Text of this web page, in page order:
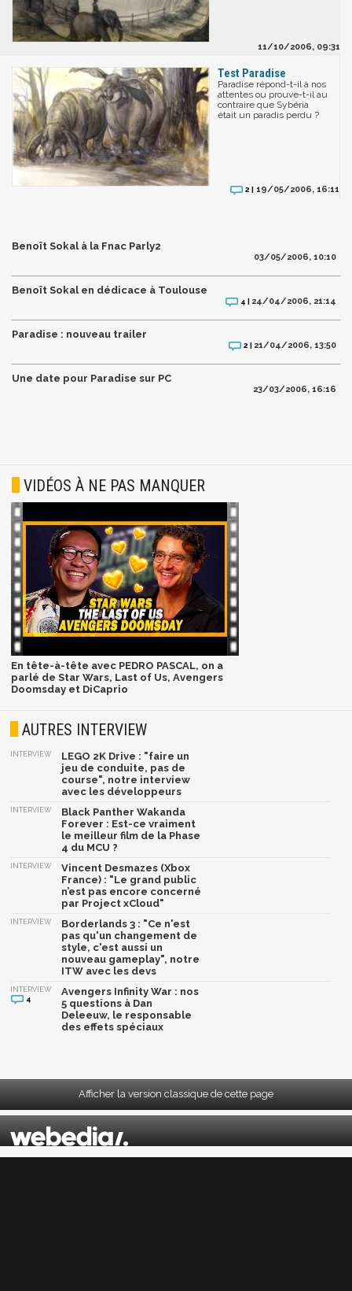
11/10/2006, 09:31
Test Paradise
Paradise répond-t-il à nos
attentes ou prouve-t-il au
contraire que Sybéria
était un paradis perdu ?
2 | 19/05/2006, 16:11
Benoît Sokal à la Fnac Parly2
03/05/2006, 10:10
Benoît Sokal en dédicace à Toulouse
4 | 24/04/2006, 21:14
Paradise : nouveau trailer
2 | 21/04/2006, 13:50
Une date pour Paradise sur PC
23/03/2006, 16:16
VIDÉOS À NE PAS MANQUER
En tête-à-tête avec PEDRO PASCAL, on a
parlé de Star Wars, Last of Us, Avengers
Doomsday et DiCaprio
AUTRES INTERVIEW
INTERVIEW
LEGO 2K Drive : "faire un
jeu de conduite, pas de
course", notre interview
avec les développeurs
INTERVIEW
Black Panther Wakanda
Forever : Est-ce vraiment
le meilleur film de la Phase
4 du MCU ?
INTERVIEW
Vincent Desmazes (Xbox
France) : "Le grand public
n’est pas encore concerné
par Project xCloud"
INTERVIEW
Borderlands 3 : "Ce n'est
pas qu'un changement de
style, c'est aussi un
nouveau gameplay", notre
ITW avec les devs
INTERVIEW
4
Avengers Infinity War : nos
5 questions à Dan
Deleeuw, le responsable
des effets spéciaux
Afficher la version classique de cette page